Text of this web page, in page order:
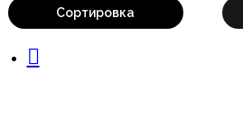
Сортировка